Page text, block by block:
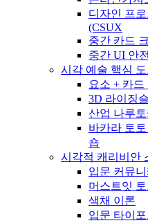
디자인 프
(CSUX
중간 카드
중간 UI 안
시각 예술 핵심
요소 + 카드
3D 라이징
산업 나루
바카라 토
숍
시각적 캐리비안
입문 커뮤
머스트잇
색채 이론
입문 타이포